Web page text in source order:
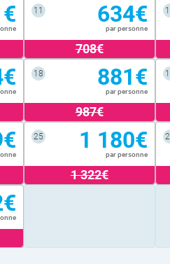
11 634€
par personne
708€
18 881€
par personne
987€
25 1 180€
par personne
1 322€